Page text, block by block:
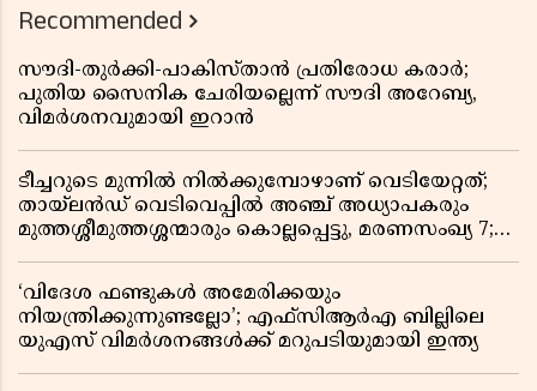
Recommended
സൗദി-തുർക്കി-പാകിസ്താൻ പ്രതിരോധ കരാർ;
പുതിയ സൈനിക ചേരിയല്ലെന്ന് സൗദി അറേബ്യ,
വിമർശനവുമായി ഇറാൻ
ടീച്ചറുടെ മുന്നിൽ നിൽക്കുമ്പോഴാണ് വെടിയേറ്റത്;
തായ്‌ലൻഡ് വെടിവെപ്പിൽ അഞ്ച് അധ്യാപകരും
മുത്തശ്ശീമുത്തശ്ശന്മാരും കൊല്ലപ്പെട്ടു, മരണസംഖ്യ 7;
‘വിദേശ ഫണ്ടുകൾ അമേരിക്കയും
നിയന്ത്രിക്കുന്നുണ്ടല്ലോ’; എഫ്സിആർഎ ബില്ലിലെ
യുഎസ് വിമർശനങ്ങൾക്ക് മറുപടിയുമായി ഇന്ത്യ